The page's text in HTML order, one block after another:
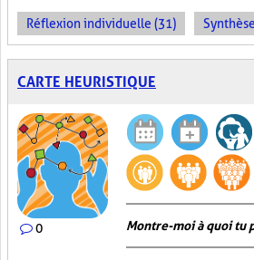
Réflexion individuelle (31)
CARTE HEURISTIQUE
0 Montre-moi à quoi tu